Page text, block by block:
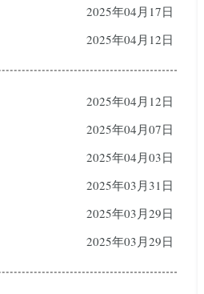
2025年04月17日
2025年04月12日
2025年04月12日
2025年04月07日
2025年04月03日
2025年03月31日
2025年03月29日
2025年03月29日